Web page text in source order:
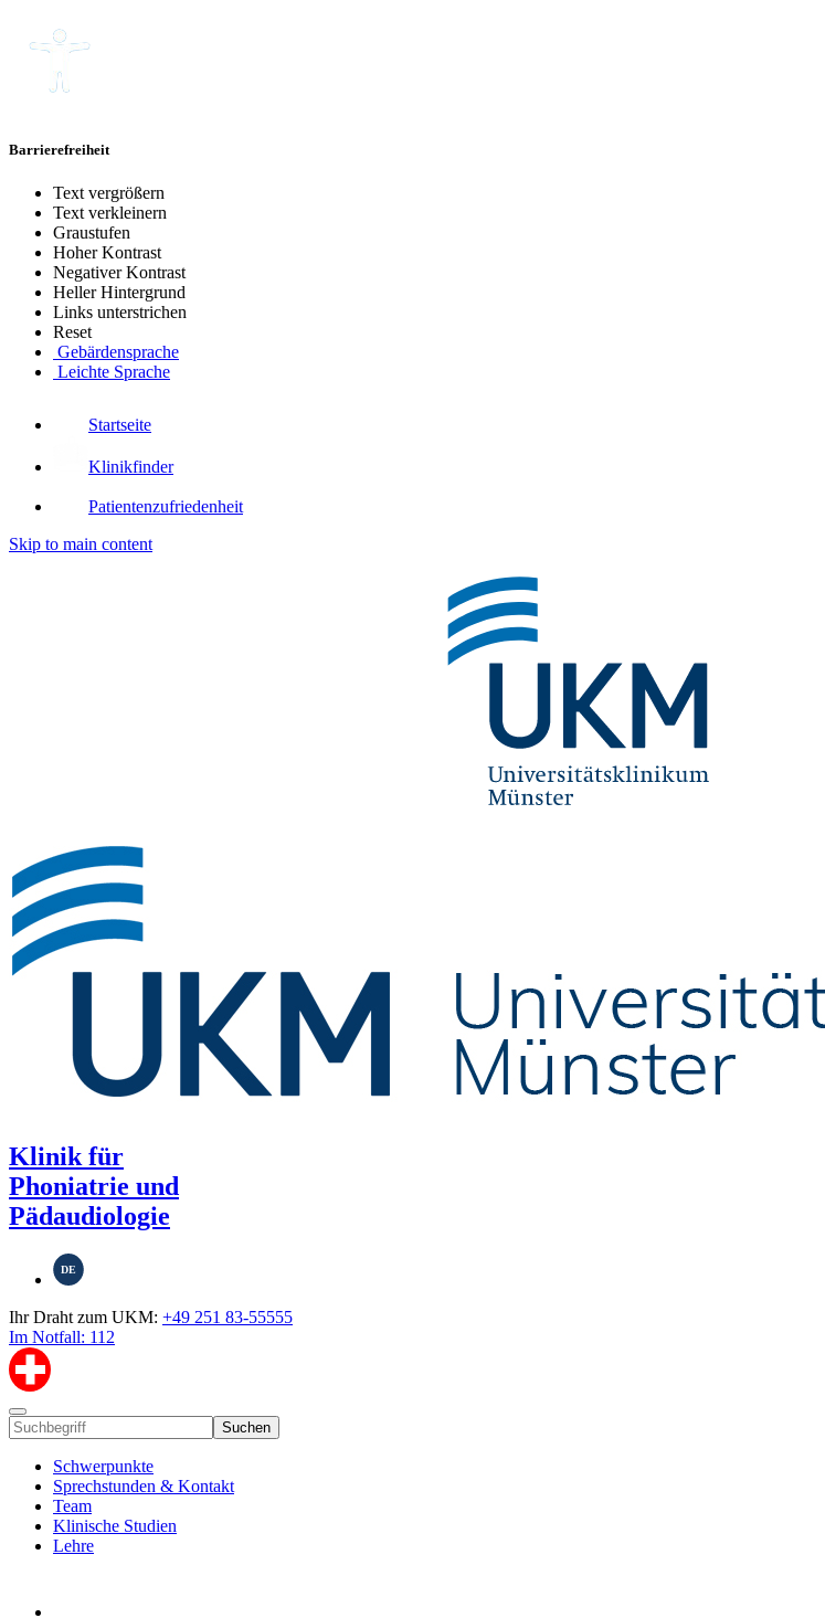
Barrierefreiheit
Text vergrößern
Text verkleinern
Graustufen
Hoher Kontrast
Negativer Kontrast
Heller Hintergrund
Links unterstrichen
Reset
Gebärdensprache
Leichte Sprache
Startseite
Klinikfinder
Patientenzufriedenheit
Skip to main content
Klinik für
Phoniatrie und
Pädaudiologie
DE
Ihr Draht zum UKM: +49 251 83-55555
Im Notfall: 112
Suchen
Schwerpunkte
Sprechstunden & Kontakt
Team
Klinische Studien
Lehre